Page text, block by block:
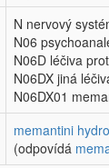
N nervový
N06
N06D léčiva
N06DX jiná
N06DX01
memantini
(odpovídá